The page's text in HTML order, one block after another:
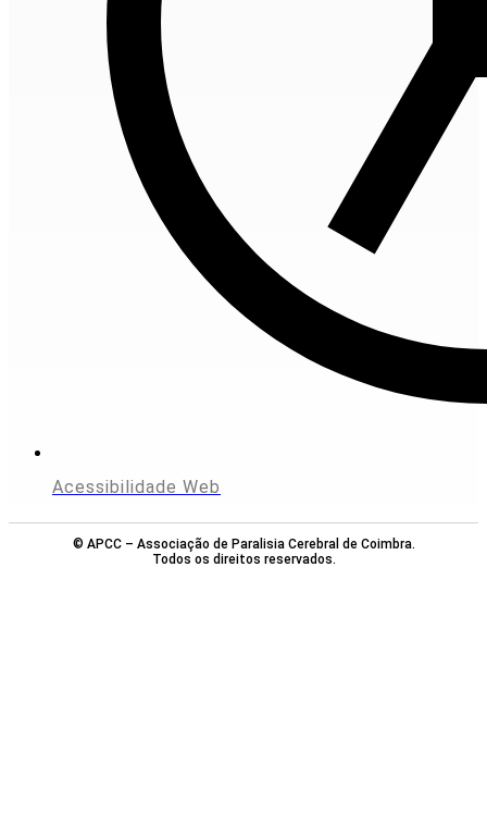
Acessibilidade Web
© APCC – Associação de Paralisia Cerebral de Coimbra.
Todos os direitos reservados.